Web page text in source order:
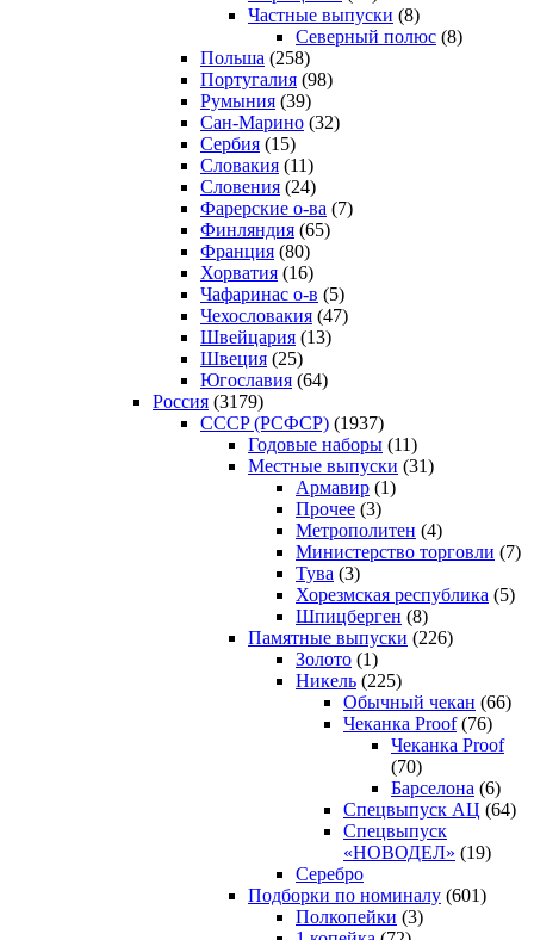
Частные выпуски (8)
Северный полюс (8)
Польша (258)
Португалия (98)
Румыния (39)
Сан-Марино (32)
Сербия (15)
Словакия (11)
Словения (24)
Фарерские о-ва (7)
Финляндия (65)
Франция (80)
Хорватия (16)
Чафаринас о-в (5)
Чехословакия (47)
Швейцария (13)
Швеция (25)
Югославия (64)
Россия (3179)
CCCP (РСФСР) (1937)
Годовые наборы (11)
Местные выпуски (31)
Армавир (1)
Прочее (3)
Метрополитен (4)
Министерство торговли (7)
Тува (3)
Хорезмская республика (5)
Шпицберген (8)
Памятные выпуски (226)
Золото (1)
Никель (225)
Обычный чекан (66)
Чеканка Proof(76)
Чеканка Proof
(70)
Барселона (6)
Спецвыпуск АЦ (64)
Спецвыпуск
«НОВОДЕЛ» (19)
Серебро
Подборки по номиналу (601)
Полкопейки (3)